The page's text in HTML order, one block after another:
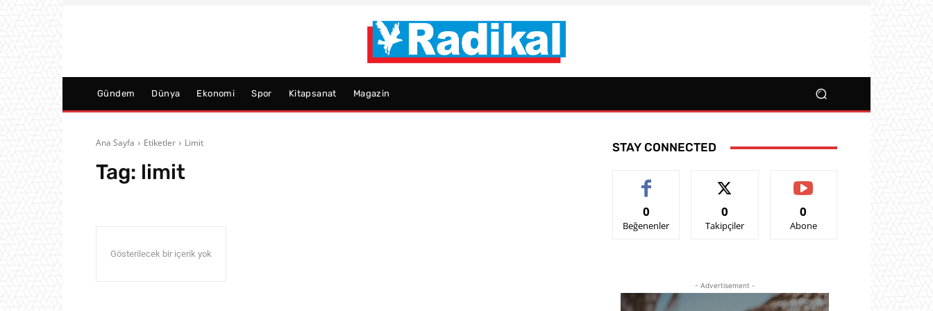
Gündem Dünya Ekonomi Spor Kitapsanat Magazin
Ana Sayfa Etiketler Limit
Tag: limit
Gösterilecek bir içerik yok
STAY CONNECTED
0
Beğenenler
0
Takipçiler
0
Abone
- Advertisement -